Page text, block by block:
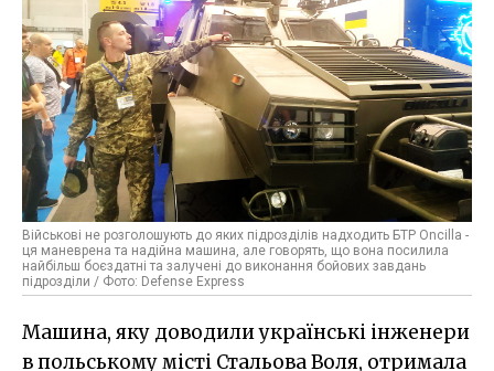
Військові не розголошують до яких підрозділів надходить БТР Oncilla -
ця маневрена та надійна машина, але говорять, що вона посилила
найбільш боєздатні та залучені до виконання бойових завдань
підрозділи / Фото: Defense Express
Машина, яку доводили українські інженери
в польському місті Стальова Воля, отримала